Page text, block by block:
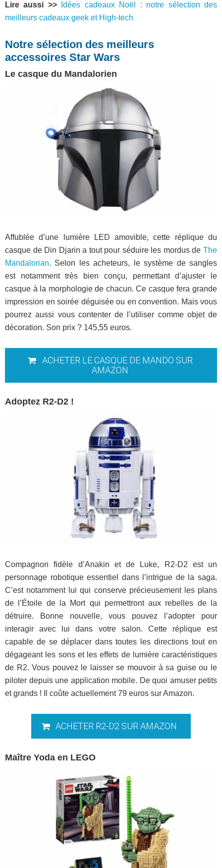
Lire aussi >>
Idées cadeaux Noël : notre sélection des
meilleurs cadeaux geek et High-tech
Notre sélection des meilleurs
accessoires Star Wars
Le casque du Mandalorien
Affublée d’une lumière LED amovible, cette réplique du
casque de Din Djarin a tout pour séduire les mordus de The
Mandalorian. Selon les acheteurs, le système de sangles
est notamment très bien conçu, permettant d’ajuster le
casque à la morphologie de chacun. Ce casque fera grande
impression en soirée déguisée ou en convention. Mais vous
pourrez aussi vous contenter de l’utiliser comme objet de
décoration. Son prix ? 145,55 euros.
ACHETER LE CASQUE DE MANDO SUR
AMAZON
Adoptez R2-D2 !
Compagnon fidèle d’Anakin et de Luke, R2-D2 est un
personnage robotique essentiel dans l’intrigue de la saga.
C’est notamment lui qui conserve précieusement les plans
de l’Étoile de la Mort qui permettront aux rebelles de la
détruire. Bonne nouvelle, vous pouvez l’adopter pour
interagir avec lui dans votre salon. Cette réplique est
capable de se déplacer dans toutes les directions tout en
dégageant les sons et les effets de lumière caractéristiques
de R2. Vous pouvez le laisser se mouvoir à sa guise ou le
piloter depuis une application mobile. De quoi amuser petits
et grands ! Il coûte actuellement 79 euros sur Amazon.
ACHETER R2-D2 SUR AMAZON
Maître Yoda en LEGO